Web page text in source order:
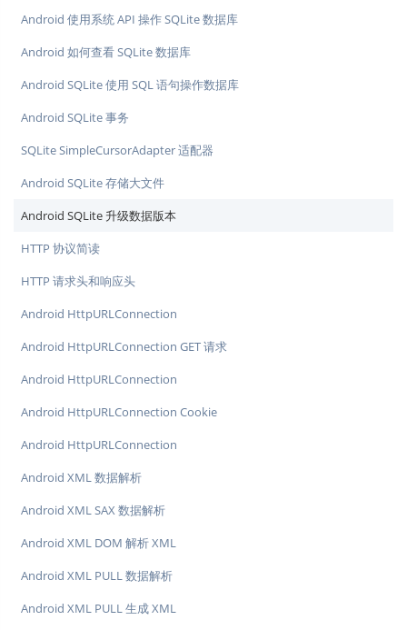
Android 使用系统 API 操作 SQLite 数据库
Android 如何查看 SQLite 数据库
Android SQLite 使用 SQL 语句操作数据库
Android SQLite 事务
SQLite SimpleCursorAdapter 适配器
Android SQLite 存储大文件
Android SQLite 升级数据版本
HTTP 协议简读
HTTP 请求头和响应头
Android HttpURLConnection
Android HttpURLConnection GET 请求
Android HttpURLConnection
Android HttpURLConnection Cookie
Android HttpURLConnection
Android XML 数据解析
Android XML SAX 数据解析
Android XML DOM 解析 XML
Android XML PULL 数据解析
Android XML PULL 生成 XML